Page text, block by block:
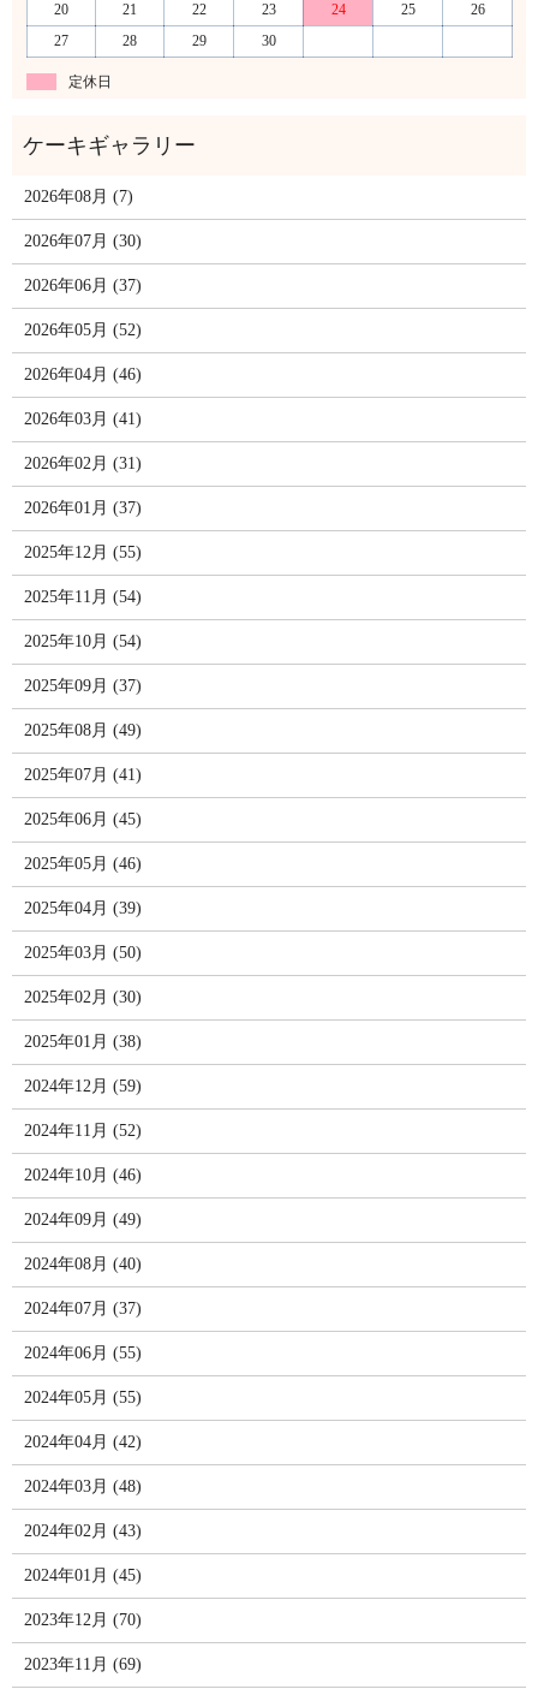
20
21 22 23 24 25
26
27
28 29 30
定休日
2026年08月 (7)
2026年07月 (30)
2026年06月 (37)
2026年05月 (52)
2026年04月 (46)
2026年03月 (41)
2026年02月 (31)
2026年01月 (37)
2025年12月 (55)
2025年11月 (54)
2025年10月 (54)
2025年09月 (37)
2025年08月 (49)
2025年07月 (41)
2025年06月 (45)
2025年05月 (46)
2025年04月 (39)
2025年03月 (50)
2025年02月 (30)
2025年01月 (38)
2024年12月 (59)
2024年11月 (52)
2024年10月 (46)
2024年09月 (49)
2024年08月 (40)
2024年07月 (37)
2024年06月 (55)
2024年05月 (55)
2024年04月 (42)
2024年03月 (48)
2024年02月 (43)
2024年01月 (45)
2023年12月 (70)
2023年11月 (69)